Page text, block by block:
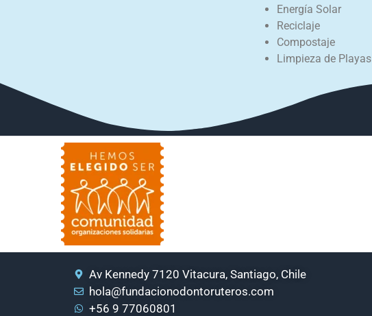
Energía Solar
Reciclaje
Compostaje
Limpieza de Playas
Av Kennedy 7120 Vitacura, Santiago, Chile
hola@fundacionodontoruteros.com
+56 9 77060801